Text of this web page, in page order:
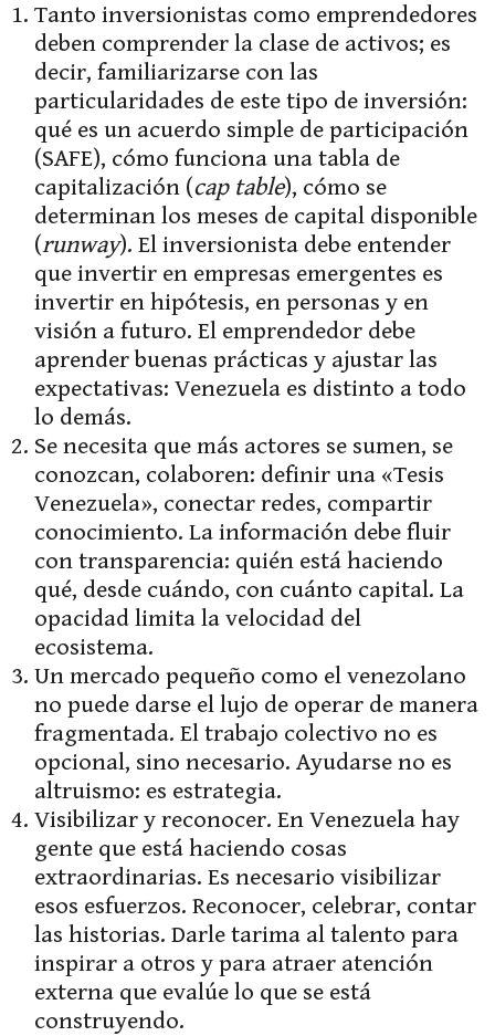
Tanto inversionistas como emprendedores
deben comprender la clase de activos; es
decir, familiarizarse con las
particularidades de este tipo de inversión:
qué es un acuerdo simple de participación
(SAFE), cómo funciona una tabla de
capitalización (cap table), cómo se
determinan los meses de capital disponible
(runway). El inversionista debe entender
que invertir en empresas emergentes es
invertir en hipótesis, en personas y en
visión a futuro. El emprendedor debe
aprender buenas prácticas y ajustar las
expectativas: Venezuela es distinto a todo
lo demás.
Se necesita que más actores se sumen, se
conozcan, colaboren: definir una «Tesis
Venezuela», conectar redes, compartir
conocimiento. La información debe fluir
con transparencia: quién está haciendo
qué, desde cuándo, con cuánto capital. La
opacidad limita la velocidad del
ecosistema.
Un mercado pequeño como el venezolano
no puede darse el lujo de operar de manera
fragmentada. El trabajo colectivo no es
opcional, sino necesario. Ayudarse no es
altruismo: es estrategia.
Visibilizar y reconocer. En Venezuela hay
gente que está haciendo cosas
extraordinarias. Es necesario visibilizar
esos esfuerzos. Reconocer, celebrar, contar
las historias. Darle tarima al talento para
inspirar a otros y para atraer atención
externa que evalúe lo que se está
construyendo.